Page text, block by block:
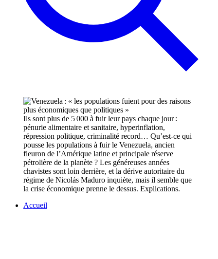
Ils sont plus de 5 000 à fuir leur pays chaque jour :
pénurie alimentaire et sanitaire, hyperinflation,
répression politique, criminalité record… Qu’est-ce qui
pousse les populations à fuir le Venezuela, ancien
fleuron de l’Amérique latine et principale réserve
pétrolière de la planète ? Les généreuses années
chavistes sont loin derrière, et la dérive autoritaire du
régime de Nicolás Maduro inquiète, mais il semble que
la crise économique prenne le dessus. Explications.
Accueil